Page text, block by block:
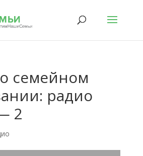
семейном
радио
2